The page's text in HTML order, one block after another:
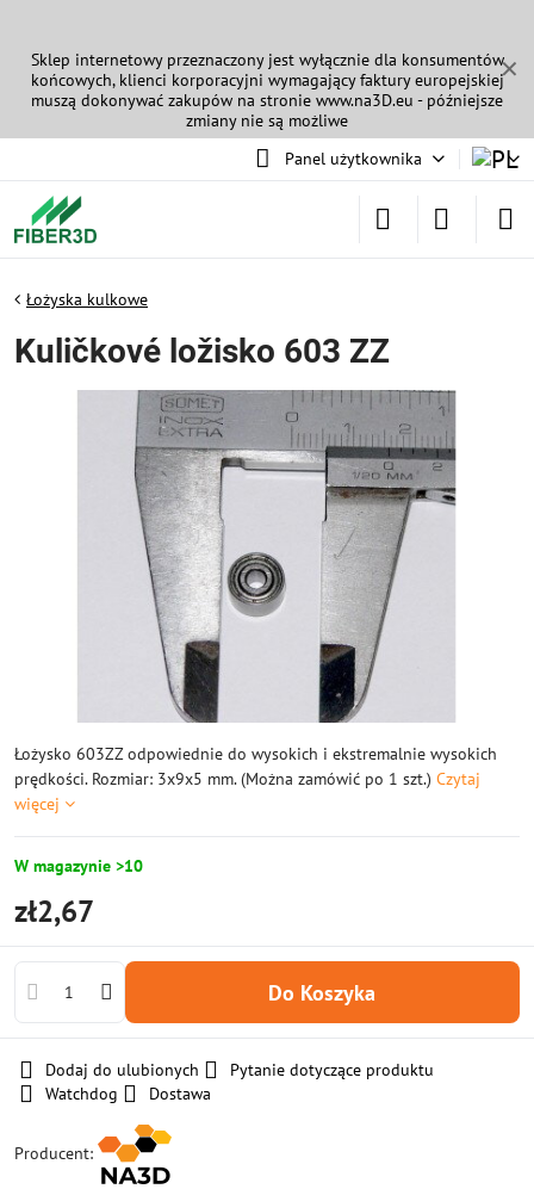
✕
Sklep internetowy przeznaczony jest wyłącznie dla konsumentów
końcowych, klienci korporacyjni wymagający faktury europejskiej
muszą dokonywać zakupów na stronie www.na3D.eu - późniejsze
zmiany nie są możliwe
Panel użytkownika
Łożyska kulkowe
Kuličkové ložisko 603 ZZ
Łożysko 603ZZ odpowiednie do wysokich i ekstremalnie wysokich
prędkości. Rozmiar: 3x9x5 mm. (Można zamówić po 1 szt.) Czytaj
więcej
W magazynie >10
zł2,67
Do Koszyka
Dodaj do ulubionych
Pytanie dotyczące produktu
Watchdog
Dostawa
Producent: